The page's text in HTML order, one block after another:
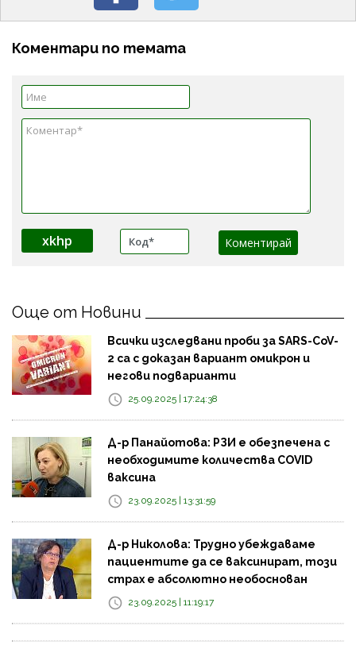
Коментари по темата
xkhp
Още от Новини
Всички изследвани проби за SARS-CoV-
2 са с доказан вариант омикрон и
негови подварианти
25.09.2025 | 17:24:38
Д-р Панайотова: РЗИ е обезпечена с
необходимите количества COVID
ваксина
23.09.2025 | 13:31:59
Д-р Николова: Трудно убеждаваме
пациентите да се ваксинират, този
страх е абсолютно необоснован
23.09.2025 | 11:19:17